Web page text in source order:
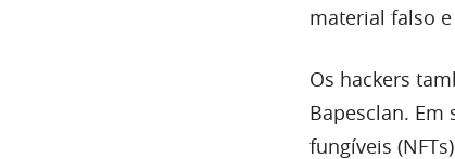
material falso
Os hackers
Bapesclan. Em
fungíveis